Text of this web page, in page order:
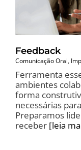
Feedback
Comunicação Oral,
Ferramenta
ambientes
forma
necessárias
Preparamos
receber [leia